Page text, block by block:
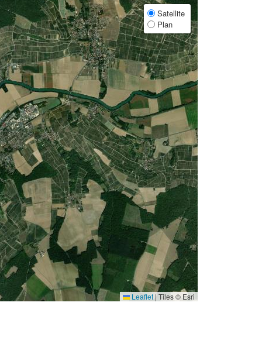
Satellite
Plan
Leaflet| Tiles © Esri